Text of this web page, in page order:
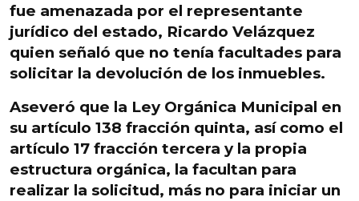
fue amenazada por el representante
jurídico del estado, Ricardo Velázquez
quien señaló que no tenía facultades para
solicitar la devolución de los inmuebles.
Aseveró que la Ley Orgánica Municipal en
su artículo 138 fracción quinta, así como el
artículo 17 fracción tercera y la propia
estructura orgánica, la facultan para
realizar la solicitud, más no para iniciar un